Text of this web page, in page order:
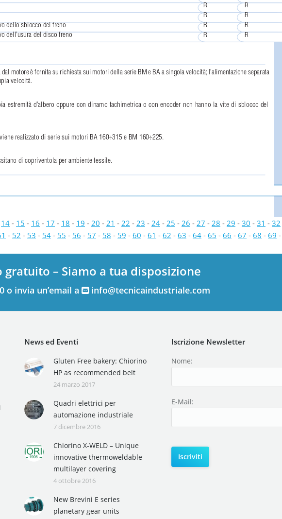
R
R
R
R
R
R
R
R
dello sblocco del freno
dell’usura del disco freno
dal motore è fornita su richiesta sui motori della serie BM e BA a singola velocità; l’alimentazione separata
velocità.
estremità d’albero oppure con dinamo tachimetrica o con encoder non hanno la vite di sblocco del
realizzato di serie sui motori BA 160÷315 e BM 160÷225.
di copriventola per ambiente tessile.
14 - 15 - 16 - 17 - 18 - 19 - 20 - 21 - 22 - 23 - 24 - 25 - 26 - 27 - 28 - 29 - 30 - 31 - 32
- 52 - 53 - 54 - 55 - 56 - 57 - 58 - 59 - 60 - 61 - 62 - 63 - 64 - 65 - 66 - 67 - 68 - 69 -
– Siamo a tua disposizione
o invia un’email a info@tecnicaindustriale.com
News ed Eventi
Gluten Free bakery: Chiorino
HP as recommended belt
24 marzo 2017
Quadri elettrici per
automazione industriale
7 dicembre 2016
Chiorino X-WELD – Unique
innovative thermoweldable
multilayer covering
4 ottobre 2016
New Brevini E series
planetary gear units
Iscrizione Newsletter
Nome:
E-Mail: